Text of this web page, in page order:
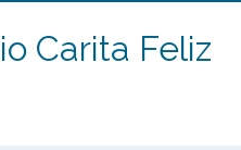
Carita Feliz